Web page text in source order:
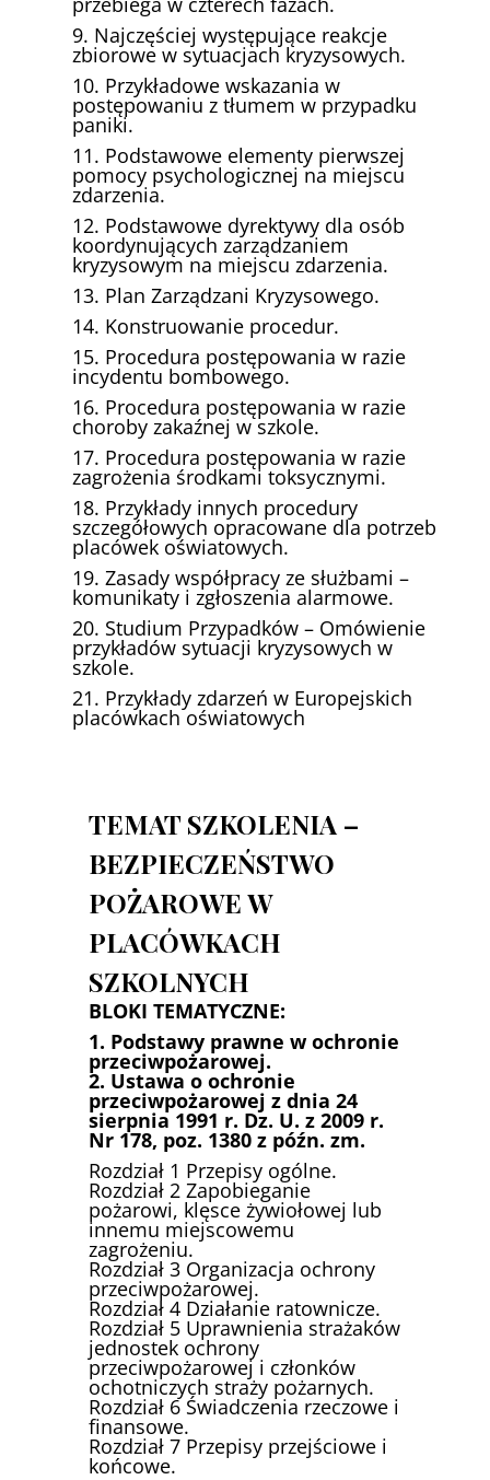
9. Najczęściej występujące reakcje
zbiorowe w sytuacjach kryzysowych.
10. Przykładowe wskazania w
postępowaniu z tłumem w przypadku
paniki.
11. Podstawowe elementy pierwszej
pomocy psychologicznej na miejscu
zdarzenia.
12. Podstawowe dyrektywy dla osób
koordynujących zarządzaniem
kryzysowym na miejscu zdarzenia.
13. Plan Zarządzani Kryzysowego.
14. Konstruowanie procedur.
15. Procedura postępowania w razie
incydentu bombowego.
16. Procedura postępowania w razie
choroby zakaźnej w szkole.
17. Procedura postępowania w razie
zagrożenia środkami toksycznymi.
18. Przykłady innych procedury
szczegółowych opracowane dla potrzeb
placówek oświatowych.
19. Zasady współpracy ze służbami –
komunikaty i zgłoszenia alarmowe.
20. Studium Przypadków – Omówienie
przykładów sytuacji kryzysowych w
szkole.
21. Przykłady zdarzeń w Europejskich
placówkach oświatowych
TEMAT SZKOLENIA –
BEZPIECZEŃSTWO
POŻAROWE W
PLACÓWKACH
SZKOLNYCH
BLOKI TEMATYCZNE:
1. Podstawy prawne w ochronie
przeciwpożarowej.
2. Ustawa o ochronie
przeciwpożarowej z dnia 24
sierpnia 1991 r. Dz. U. z 2009 r.
Nr 178, poz. 1380 z późn. zm.
Rozdział 1 Przepisy ogólne.
Rozdział 2 Zapobieganie
pożarowi, klęsce żywiołowej lub
innemu miejscowemu
zagrożeniu.
Rozdział 3 Organizacja ochrony
przeciwpożarowej.
Rozdział 4 Działanie ratownicze.
Rozdział 5 Uprawnienia strażaków
jednostek ochrony
przeciwpożarowej i członków
ochotniczych straży pożarnych.
Rozdział 6 Świadczenia rzeczowe i
finansowe.
Rozdział 7 Przepisy przejściowe i
końcowe.